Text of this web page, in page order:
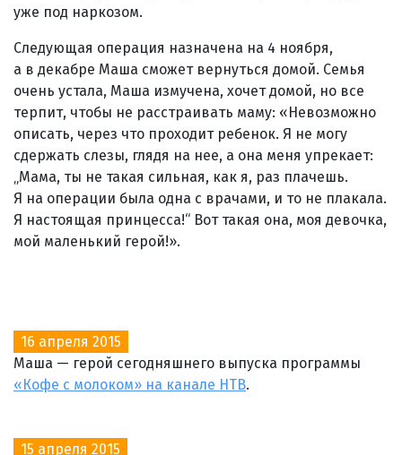
уже под наркозом.
Следующая операция назначена на 4 ноября,
а в декабре Маша сможет вернуться домой. Семья
очень устала, Маша измучена, хочет домой, но все
терпит, чтобы не расстраивать маму: «Невозможно
описать, через что проходит ребенок. Я не могу
сдержать слезы, глядя на нее, а она меня упрекает:
„Мама, ты не такая сильная, как я, раз плачешь.
Я на операции была одна с врачами, и то не плакала.
Я настоящая принцесса!“ Вот такая она, моя девочка,
мой маленький герой!».
16 апреля 2015
Маша — герой сегодняшнего выпуска программы
«Кофе с молоком» на канале НТВ.
15 апреля 2015